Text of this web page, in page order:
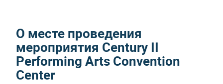
О месте проведения
мероприятия Century II
Performing Arts Convention
Center